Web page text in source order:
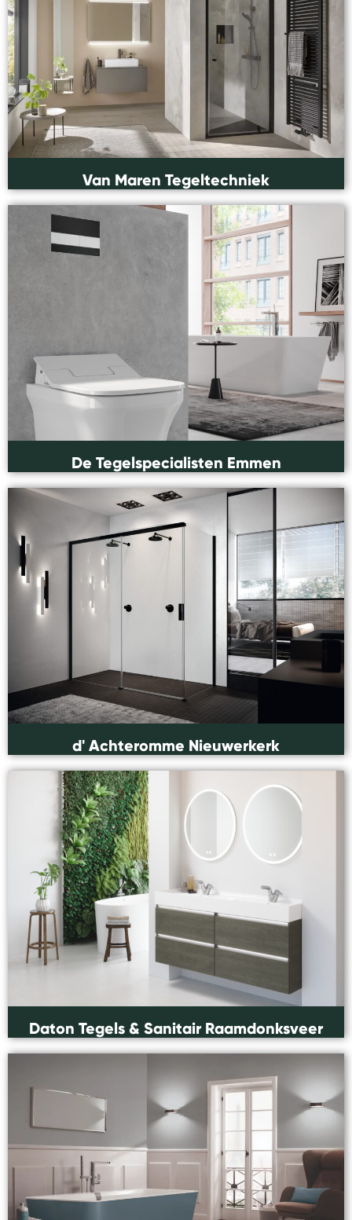
Van Maren Tegeltechniek
De Tegelspecialisten Emmen
d' Achteromme Nieuwerkerk
Daton Tegels & Sanitair Raamdonksveer